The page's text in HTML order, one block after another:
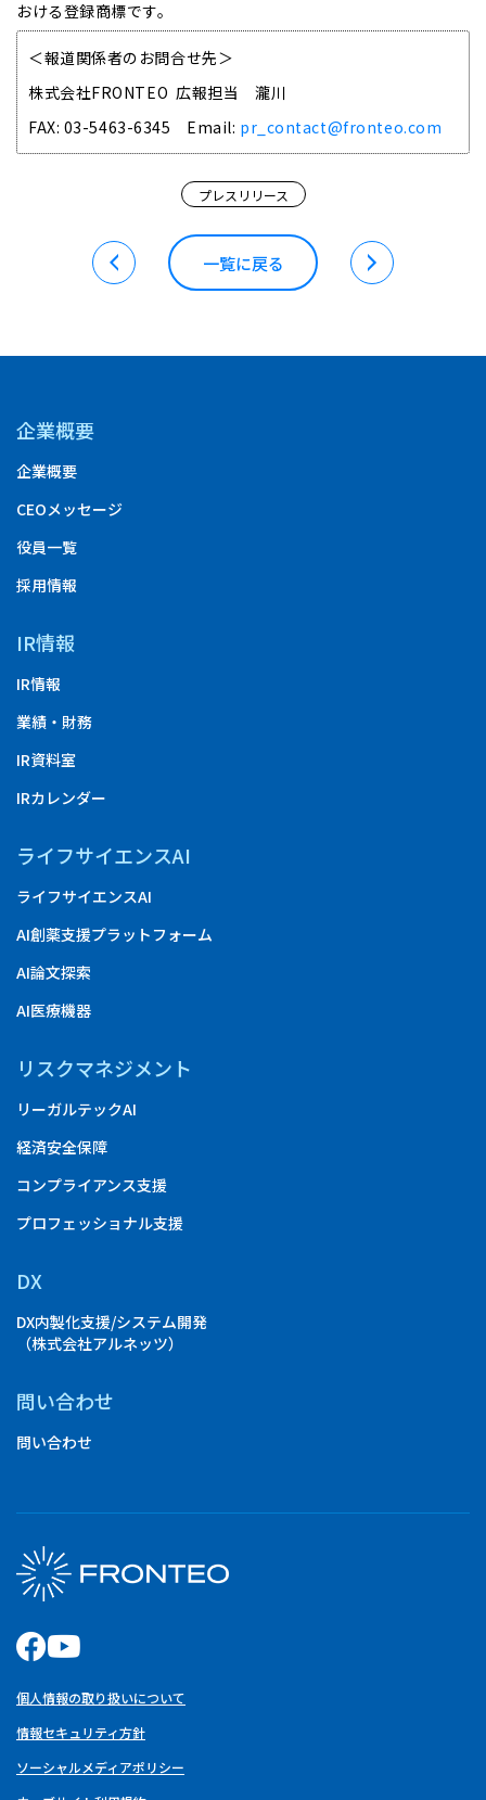
おける登録商標です。
＜報道関係者のお問合せ先＞
株式会社FRONTEO 広報担当 瀧川
FAX: 03-5463-6345 Email: pr_contact@fronteo.com
プレスリリース
一覧に戻る
企業概要
企業概要
CEOメッセージ
役員一覧
採用情報
IR情報
IR情報
業績・財務
IR資料室
IRカレンダー
ライフサイエンスAI
ライフサイエンスAI
AI創薬支援プラットフォーム
AI論文探索
AI医療機器
リスクマネジメント
リーガルテックAI
経済安全保障
コンプライアンス支援
プロフェッショナル支援
DX
DX内製化支援/システム開発
（株式会社アルネッツ）
問い合わせ
問い合わせ
個人情報の取り扱いについて
情報セキュリティ方針
ソーシャルメディアポリシー